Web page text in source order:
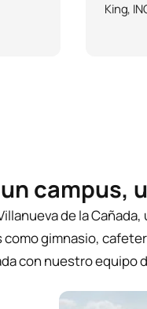
King,
campus,
de la
gimnasio,
con nuestro equipo